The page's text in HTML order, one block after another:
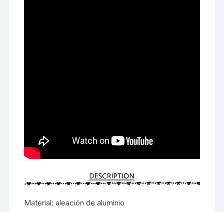
Material: aleación de aluminio